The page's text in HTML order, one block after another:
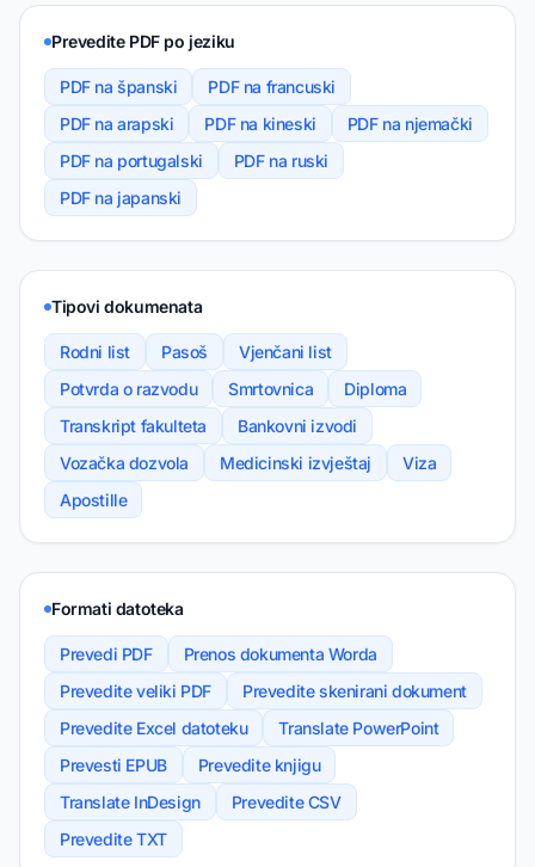
Prevedite PDF po jeziku
PDF na španski
PDF na francuski
PDF na arapski
PDF na kineski
PDF na njemački
PDF na portugalski
PDF na ruski
PDF na japanski
Tipovi dokumenata
Rodni list Pasoš
Vjenčani list
Potvrda o razvodu
Smrtovnica
Diploma
Transkript fakulteta
Bankovni izvodi
Vozačka dozvola
Medicinski izvještaj
Viza
Apostille
Formati datoteka
Prevedi PDF
Prenos dokumenta Worda
Prevedite veliki PDF
Prevedite skenirani dokument
Prevedite Excel datoteku
Translate PowerPoint
Prevesti EPUB
Prevedite knjigu
Translate InDesign
Prevedite CSV
Prevedite TXT